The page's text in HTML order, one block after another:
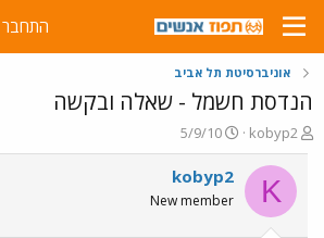
התחבר
אוניברסיטת תל אביב
הנדסת חשמל - שאלה ובקשה
פ
ו
ת
ח
ה
kobyp2
פ
ו
ר
ס
ם
5/9/10
K
kobyp2
New member